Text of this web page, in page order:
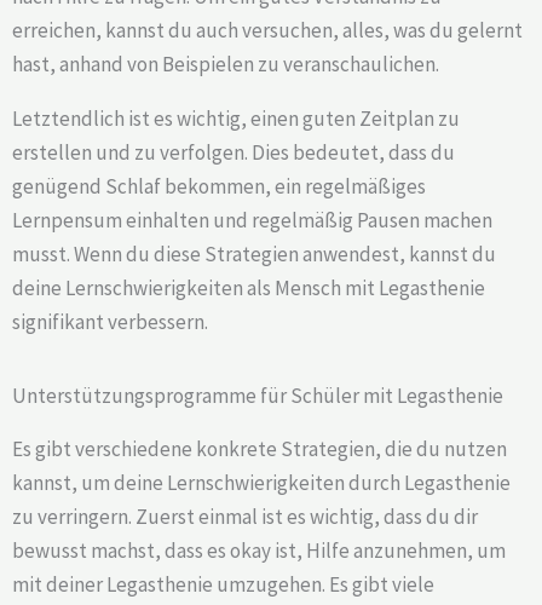
erreichen, kannst du auch versuchen, alles, was du gelernt
hast, anhand von Beispielen zu veranschaulichen.
Letztendlich ist es wichtig, einen guten Zeitplan zu
erstellen und zu verfolgen. Dies bedeutet, dass du
genügend Schlaf bekommen, ein regelmäßiges
Lernpensum einhalten und regelmäßig Pausen machen
musst. Wenn du diese Strategien anwendest, kannst du
deine Lernschwierigkeiten als Mensch mit Legasthenie
signifikant verbessern.
Unterstützungsprogramme für Schüler mit Legasthenie
Es gibt verschiedene konkrete Strategien, die du nutzen
kannst, um deine Lernschwierigkeiten durch Legasthenie
zu verringern. Zuerst einmal ist es wichtig, dass du dir
bewusst machst, dass es okay ist, Hilfe anzunehmen, um
mit deiner Legasthenie umzugehen. Es gibt viele